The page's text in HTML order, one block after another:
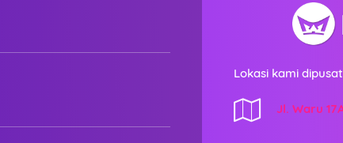
Lokasi kami
Jl. Waru